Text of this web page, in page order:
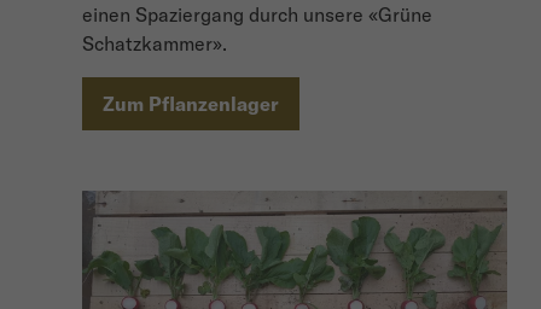
einen Spaziergang durch unsere «Grüne
Schatzkammer».
Zum Pflanzenlager